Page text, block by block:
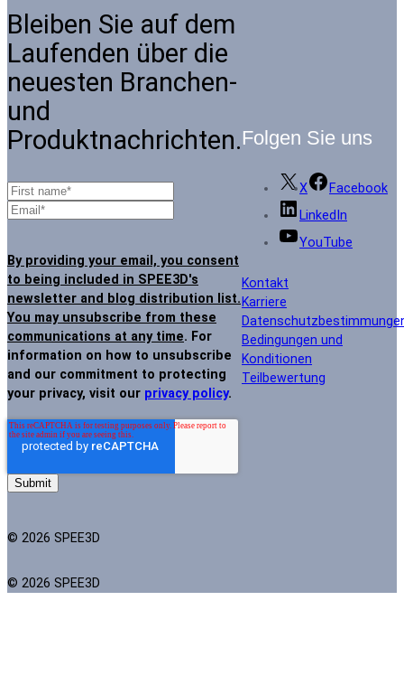
Bleiben Sie auf dem
Laufenden über die
neuesten Branchen-
und
Produktnachrichten.
By providing your email, you consent
to being included in SPEE3D's
newsletter and blog distribution list.
You may unsubscribe from these
communications at any time. For
information on how to unsubscribe
and our commitment to protecting
your privacy, visit our privacy policy.
© 2026 SPEE3D
Folgen Sie uns
X
Facebook
LinkedIn
YouTube
Kontakt
Karriere
Bedingungen und
Konditionen
Teilbewertung
© 2026 SPEE3D